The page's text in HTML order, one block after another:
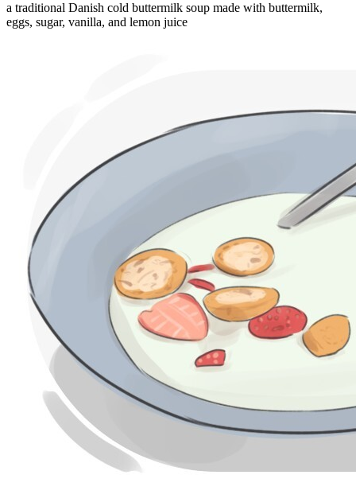
a traditional Danish cold buttermilk soup made with buttermilk,
eggs, sugar, vanilla, and lemon juice